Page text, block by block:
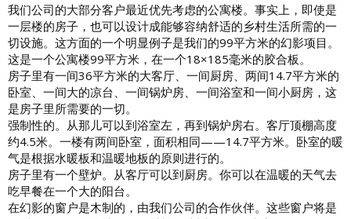
我们公司的大部分客户最近优先考虑的公寓楼。事实上，即使是
一层楼的房子，也可以设计成能够容纳舒适的乡村生活所需的一
切设施。这方面的一个明显例子是我们的99平方米的幻影项目。
这是一个公寓楼99平方米，在一个18×185毫米的胶合板。
房子里有一间36平方米的大客厅、一间厨房、两间14.7平方米的
卧室、一间大的凉台、一间锅炉房、一间浴室和一间小厨房，这
是房子里所需要的一切。
强制性的。从那儿可以到浴室左，再到锅炉房右。客厅顶棚高度
约4.5米。一楼有两间卧室，面积相同——14.7平方米。卧室的暖
气是根据水暖板和温暖地板的原则进行的。
房子里有一个壁炉。从客厅可以到厨房。你可以在温暖的天气去
吃早餐在一个大的阳台。
在幻影的窗户是木制的，由我们公司的合作伙伴。这些窗户将是